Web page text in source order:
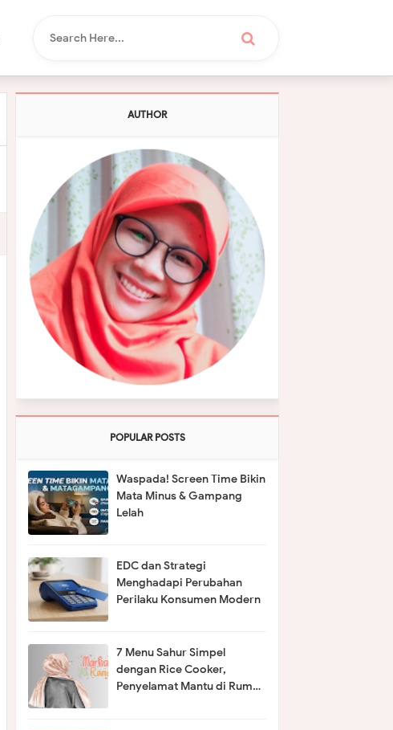
AUTHOR
POPULAR POSTS
Waspada! Screen Time Bikin
Mata Minus & Gampang
Lelah
EDC dan Strategi
Menghadapi Perubahan
Perilaku Konsumen Modern
7 Menu Sahur Simpel
dengan Rice Cooker,
Penyelamat Mantu di Rumah